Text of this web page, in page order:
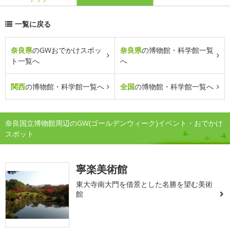
一覧に戻る
奈良県のGWおでかけスポッ
ト一覧へ
奈良県の博物館・科学館一覧
へ
関西の博物館・科学館一覧へ 全国の博物館・科学館一覧へ
奈良国立博物館周辺のGW(ゴールデンウィーク)イベント・おでかけ
スポット
寧楽美術館
東大寺南大門を借景とした名勝を望む美術
館